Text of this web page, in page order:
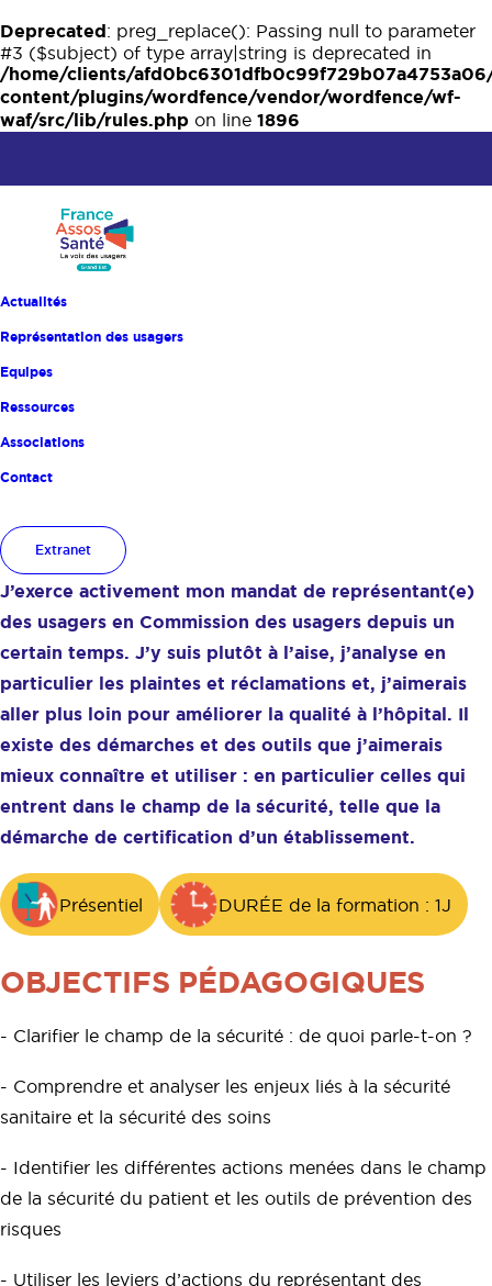
Deprecated: preg_replace(): Passing null to parameter
#3 ($subject) of type array|string is deprecated in
/home/clients/
content/plugins/wordfence/vendor/wordfence/wf-
waf/src/lib/rules.php on line 1896
Actualités
Représentation des usagers
Equipes
Ressources
Associations
Contact
Extranet
Renforcer la sécurité du
patient
J’exerce activement mon mandat de représentant(e)
des usagers en Commission des usagers depuis un
certain temps. J’y suis plutôt à l’aise, j’analyse en
particulier les plaintes et réclamations et, j’aimerais
aller plus loin pour améliorer la qualité à l’hôpital. Il
existe des démarches et des outils que j’aimerais
mieux connaître et utiliser : en particulier celles qui
entrent dans le champ de la sécurité, telle que la
démarche de certification d’un établissement.
Présentiel DURÉE de la formation : 1J
OBJECTIFS PÉDAGOGIQUES
- Clarifier le champ de la sécurité : de quoi parle-t-on ?
- Comprendre et analyser les enjeux liés à la sécurité
sanitaire et la sécurité des soins
- Identifier les différentes actions menées dans le champ
de la sécurité du patient et les outils de prévention des
risques
- Utiliser les leviers d’actions du représentant des